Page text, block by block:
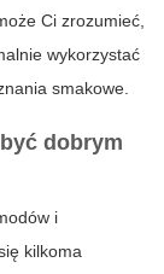
Ci zrozumieć,
wykorzystać
smakowe.
dobrym
i
kilkoma